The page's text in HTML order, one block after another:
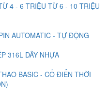
4 - 6 TRIỆU TỪ 6 - 10 TRIỆU
AUTOMATIC - TỰ ĐỘNG
316L DÂY NHỰA
BASIC - CỔ ĐIỂN THỜI